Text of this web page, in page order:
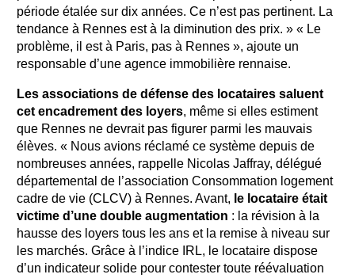
période étalée sur dix années. Ce n’est pas pertinent. La
tendance à Rennes est à la diminution des prix. » « Le
problème, il est à Paris, pas à Rennes », ajoute un
responsable d’une agence immobilière rennaise.
Les associations de défense des locataires saluent
cet encadrement des loyers, même si elles estiment
que Rennes ne devrait pas figurer parmi les mauvais
élèves. « Nous avions réclamé ce système depuis de
nombreuses années, rappelle Nicolas Jaffray, délégué
départemental de l’association Consommation logement
cadre de vie (CLCV) à Rennes. Avant, le locataire était
victime d’une double augmentation : la révision à la
hausse des loyers tous les ans et la remise à niveau sur
les marchés. Grâce à l’indice IRL, le locataire dispose
d’un indicateur solide pour contester toute réévaluation